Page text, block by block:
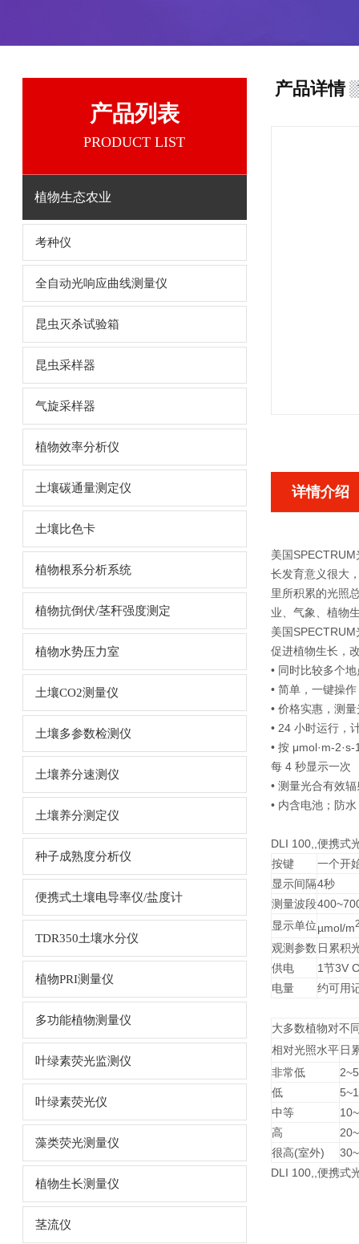
产品列表
PRODUCT LIST
植物生态农业
考种仪
全自动光响应曲线测量仪
昆虫灭杀试验箱
昆虫采样器
气旋采样器
植物效率分析仪
土壤碳通量测定仪
土壤比色卡
植物根系分析系统
植物抗倒伏/茎秆强度测定
植物水势压力室
土壤CO2测量仪
土壤多参数检测仪
土壤养分速测仪
土壤养分测定仪
种子成熟度分析仪
便携式土壤电导率仪/盐度计
TDR350土壤水分仪
植物PRI测量仪
多功能植物测量仪
叶绿素荧光监测仪
叶绿素荧光仪
藻类荧光测量仪
植物生长测量仪
茎流仪
产品详情
详情介绍
美国
长发育意义很大
里所积累的光照
业、气象、植物
美国
促进植物生长，
• 同时比较多个
• 简单，一键操作
• 价格实惠，测
• 24 小时运行，
• 按 μmol·m-
每 4 秒显示一次
• 测量光合有效
• 内含电池；防水
DLI 100,,便携式
按键
一个开
显示间隔4秒
测量波段
显示单位µmol/m
观测参数 日累积
供电
1节3V
电量
约可用
大多数植物对不
相对光照水平 日
非常低
2~5
低
中等
高
很高(室外)
DLI 100,,便携式